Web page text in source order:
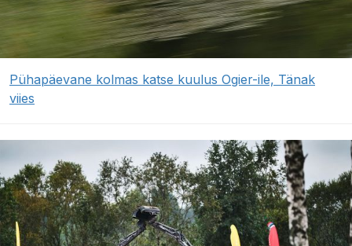
Pühapäevane kolmas katse kuulus Ogier-ile, Tänak
viies